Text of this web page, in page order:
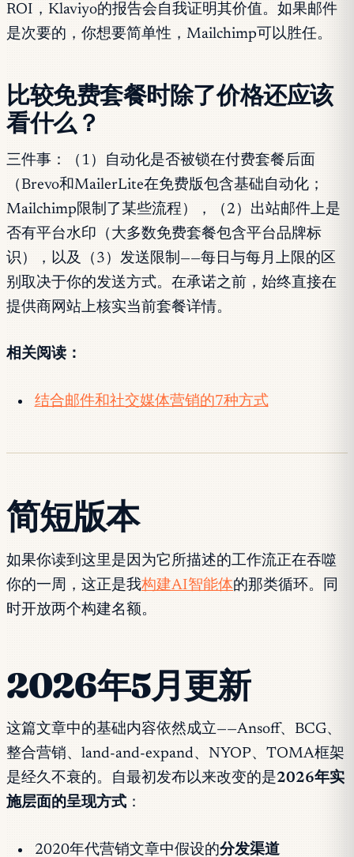
ROI，Klaviyo的报告会自我证明其价值。如果邮件
是次要的，你想要简单性，Mailchimp可以胜任。
比较免费套餐时除了价格还应该
看什么？
三件事：（1）自动化是否被锁在付费套餐后面
（Brevo和MailerLite在免费版包含基础自动化；
Mailchimp限制了某些流程），（2）出站邮件上是
否有平台水印（大多数免费套餐包含平台品牌标
识），以及（3）发送限制——每日与每月上限的区
别取决于你的发送方式。在承诺之前，始终直接在
提供商网站上核实当前套餐详情。
相关阅读：
结合邮件和社交媒体营销的7种方式
简短版本
如果你读到这里是因为它所描述的工作流正在吞噬
你的一周，这正是我构建AI智能体的那类循环。同
时开放两个构建名额。
2026年5月更新
这篇文章中的基础内容依然成立——Ansoff、BCG、
整合营销、land-and-expand、NYOP、TOMA框架
是经久不衰的。自最初发布以来改变的是2026年实
施层面的呈现方式 ：
2020年代营销文章中假设的分发渠道